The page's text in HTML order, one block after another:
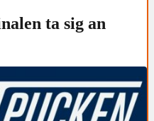
ta sig an